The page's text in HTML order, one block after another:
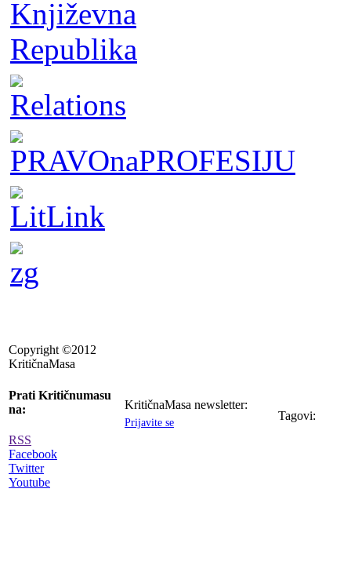
Copyright ©2012
KritičnaMasa
Prati Kritičnumasu
na:
RSS
Facebook
Twitter
Youtube
KritičnaMasa newsletter:
Prijavite se
Tagovi: